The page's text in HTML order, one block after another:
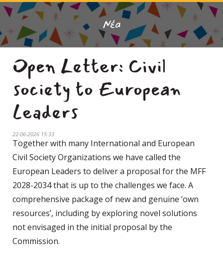
Νέα
Open Letter: Civil
society to European
Leaders
22-06-2026 15:33
Together with many International and European
Civil Society Organizations we have called the
European Leaders to deliver a proposal for the MFF
2028-2034 that is up to the challenges we face. A
comprehensive package of new and genuine ‘own
resources’, including by exploring novel solutions
not envisaged in the initial proposal by the
Commission.